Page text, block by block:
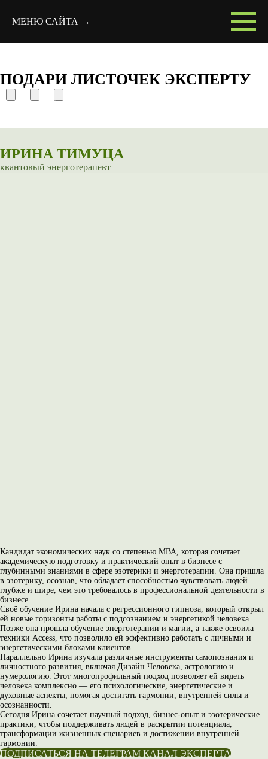
МЕНЮ САЙТА →
ПОДАРИ ЛИСТОЧЕК ЭКСПЕРТУ
ИРИНА ТИМУЦА
квантовый энерготерапевт
Кандидат экономических наук со степенью МВА, которая сочетает
академическую подготовку и практический опыт в бизнесе с
глубинными знаниями в сфере эзотерики и энерготерапии. Она пришла
в эзотерику, осознав, что обладает способностью чувствовать людей
глубже и шире, чем это требовалось в профессиональной деятельности в
бизнесе.
Своё обучение Ирина начала с регрессионного гипноза, который открыл
ей новые горизонты работы с подсознанием и энергетикой человека.
Позже она прошла обучение энерготерапии и магии, а также освоила
техники Access, что позволило ей эффективно работать с личными и
энергетическими блоками клиентов.
Параллельно Ирина изучала различные инструменты самопознания и
личностного развития, включая Дизайн Человека, астрологию и
нумерологию. Этот многопрофильный подход позволяет ей видеть
человека комплексно — его психологические, энергетические и
духовные аспекты, помогая достигать гармонии, внутренней силы и
осознанности.
Сегодня Ирина сочетает научный подход, бизнес-опыт и эзотерические
практики, чтобы поддерживать людей в раскрытии потенциала,
трансформации жизненных сценариев и достижении внутренней
гармонии.
ПОДПИСАТЬСЯ НА ТЕЛЕГРАМ КАНАЛ ЭКСПЕРТА